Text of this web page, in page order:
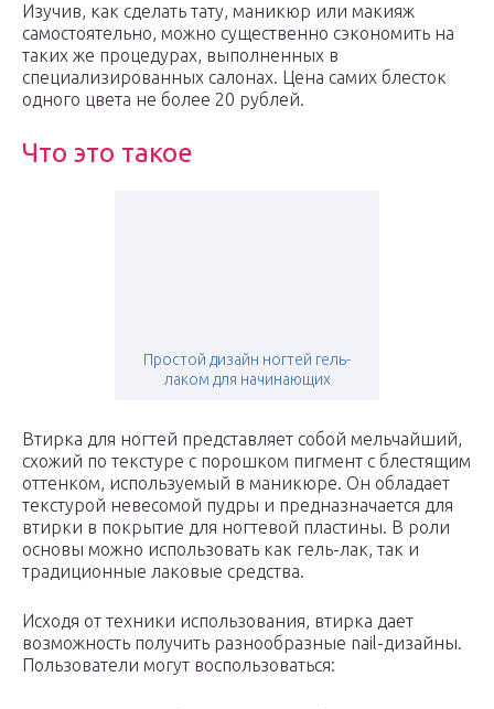
Изучив, как сделать тату, маникюр или макияж
самостоятельно, можно существенно сэкономить на
таких же процедурах, выполненных в
специализированных салонах. Цена самих блесток
одного цвета не более 20 рублей.
Что это такое
Простой дизайн ногтей гель-
лаком для начинающих
Втирка для ногтей представляет собой мельчайший,
схожий по текстуре с порошком пигмент с блестящим
оттенком, используемый в маникюре. Он обладает
текстурой невесомой пудры и предназначается для
втирки в покрытие для ногтевой пластины. В роли
основы можно использовать как гель-лак, так и
традиционные лаковые средства.
Исходя от техники использования, втирка дает
возможность получить разнообразные nail-дизайны.
Пользователи могут воспользоваться: